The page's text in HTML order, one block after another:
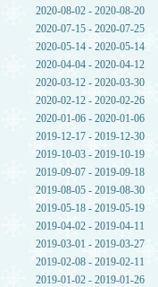
2020-08-02 - 2020-08-20
2020-07-15 - 2020-07-25
2020-05-14 - 2020-05-14
2020-04-04 - 2020-04-12
2020-03-12 - 2020-03-30
2020-02-12 - 2020-02-26
2020-01-06 - 2020-01-06
2019-12-17 - 2019-12-30
2019-10-03 - 2019-10-19
2019-09-07 - 2019-09-18
2019-08-05 - 2019-08-30
2019-05-18 - 2019-05-19
2019-04-02 - 2019-04-11
2019-03-01 - 2019-03-27
2019-02-08 - 2019-02-11
2019-01-02 - 2019-01-26